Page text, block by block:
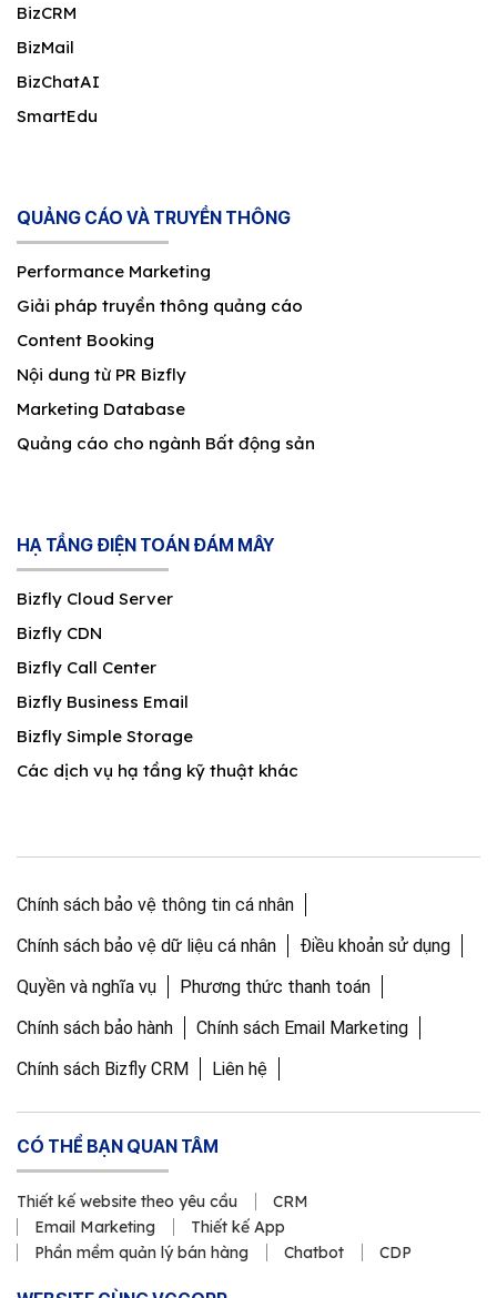
BizCRM
BizMail
BizChatAI
SmartEdu
QUẢNG CÁO VÀ TRUYỀN THÔNG
Performance Marketing
Giải pháp truyền thông quảng cáo
Content Booking
Nội dung từ PR Bizfly
Marketing Database
Quảng cáo cho ngành Bất động sản
HẠ TẦNG ĐIỆN TOÁN ĐÁM MÂY
Bizfly Cloud Server
Bizfly CDN
Bizfly Call Center
Bizfly Business Email
Bizfly Simple Storage
Các dịch vụ hạ tầng kỹ thuật khác
Chính sách bảo vệ thông tin cá nhân
Chính sách bảo vệ dữ liệu cá nhân
Điều khoản sử dụng
Quyền và nghĩa vụ
Phương thức thanh toán
Chính sách bảo hành
Chính sách Email Marketing
Chính sách Bizfly CRM
Liên hệ
CÓ THỂ BẠN QUAN TÂM
Thiết kế website theo yêu cầu
CRM
Email Marketing
Thiết kế App
Phần mềm quản lý bán hàng
Chatbot CDP